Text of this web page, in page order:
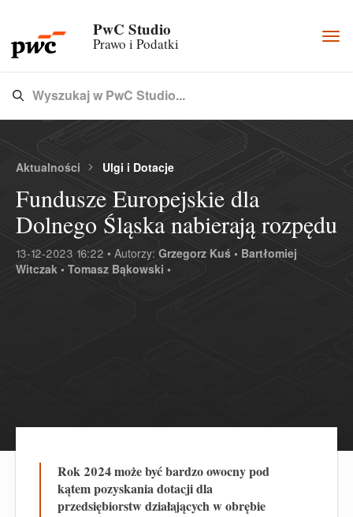
PwC Studio
Prawo i Podatki
Type 3 or more characters for results.
Wyszukaj w PwC Studio...
Aktualności Ulgi i Dotacje
Fundusze Europejskie dla
Dolnego Śląska nabierają rozpędu
13-12-2023 16:22 • Autorzy: Grzegorz Kuś • Bartłomiej
Witczak • Tomasz Bąkowski •
Rok 2024 może być bardzo owocny pod
kątem pozyskania dotacji dla
przedsiębiorstw działających w obrębie